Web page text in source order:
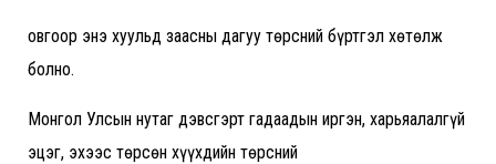
овгоор энэ хуульд заасны дагуу төрсний бүртгэл хөтөлж
болно.
Монгол Улсын нутаг дэвсгэрт гадаадын иргэн, харьяалалгүй
эцэг, эхээс төрсөн хүүхдийн төрсний